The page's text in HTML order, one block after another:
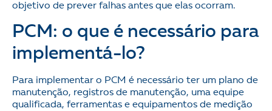
objetivo de prever falhas antes que elas ocorram.
PCM: o que é necessário para
implementá-lo?
Para implementar o PCM é necessário ter um plano de
manutenção, registros de manutenção, uma equipe
qualificada, ferramentas e equipamentos de medição